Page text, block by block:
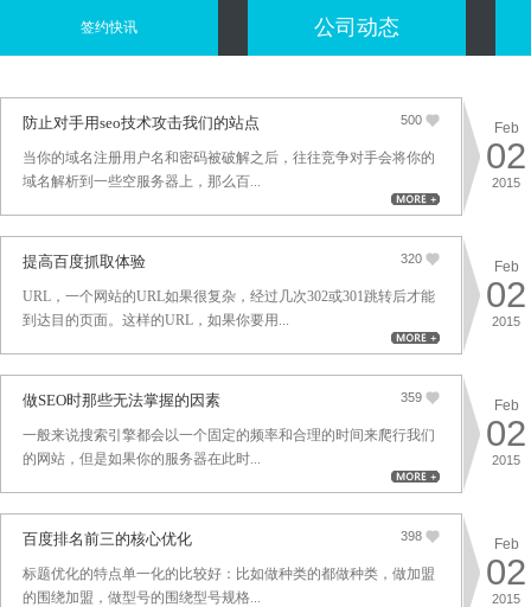
签约快讯 公司动态
防止对手用seo技术攻击我们的站点 500
当你的域名注册用户名和密码被破解之后，往往竞争对手会将你的
域名解析到一些空服务器上，那么百...
Feb
02
2015
提高百度抓取体验 320
URL，一个网站的URL如果很复杂，经过几次302或301跳转后才能
到达目的页面。这样的URL，如果你要用...
Feb
02
2015
做SEO时那些无法掌握的因素 359
一般来说搜索引擎都会以一个固定的频率和合理的时间来爬行我们
的网站，但是如果你的服务器在此时...
Feb
02
2015
百度排名前三的核心优化 398
标题优化的特点单一化的比较好：比如做种类的都做种类，做加盟
的围绕加盟，做型号的围绕型号规格...
Feb
02
2015